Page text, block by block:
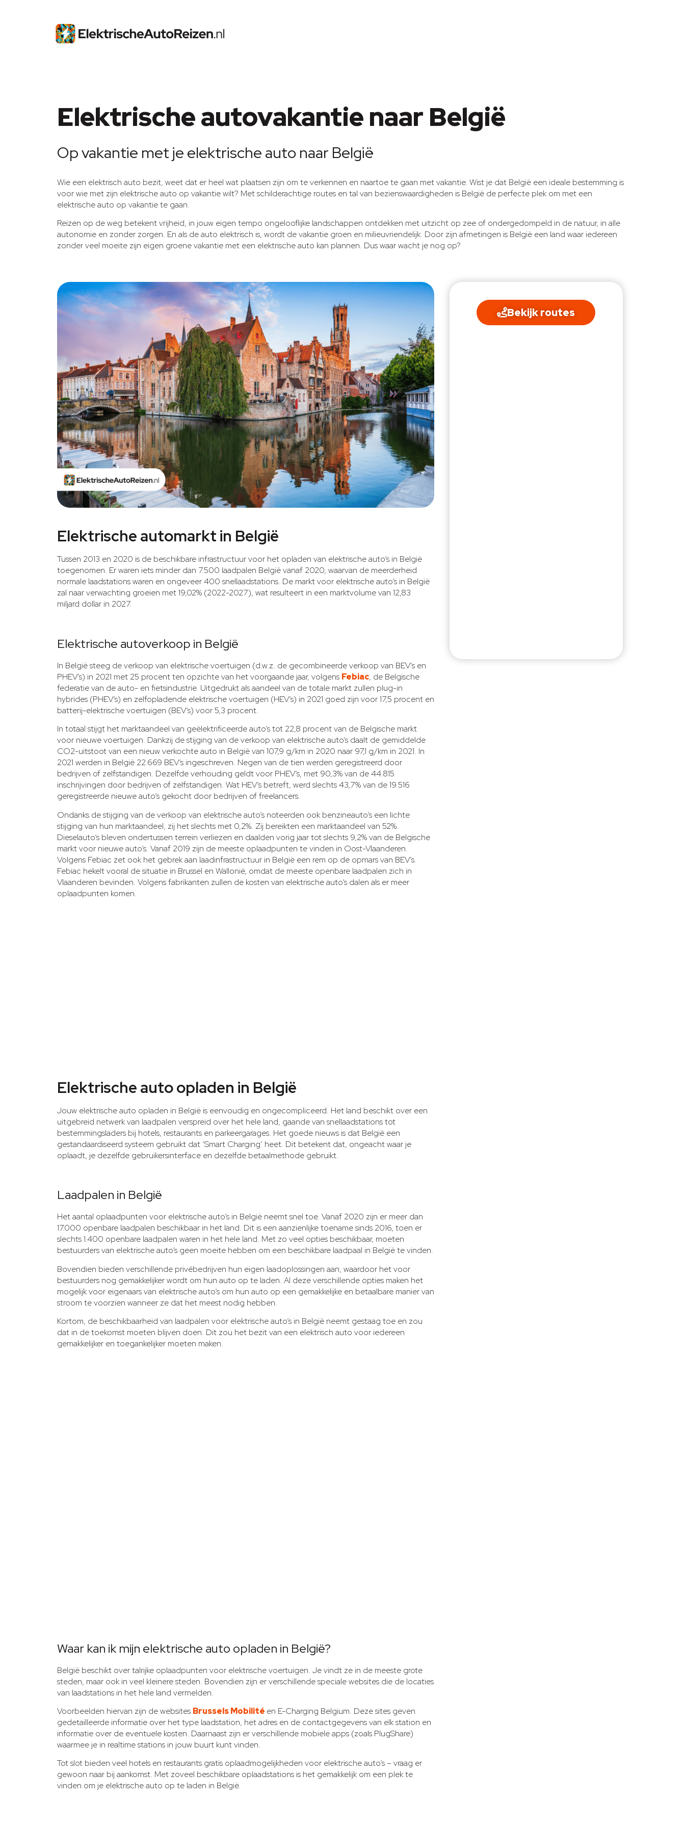
Elektrische autovakantie naar België
Op vakantie met je elektrische auto naar België
Wie een elektrisch auto bezit, weet dat er heel wat plaatsen zijn om te verkennen en naartoe te gaan met vakantie. Wist je dat België een ideale bestemming is
voor wie met zijn elektrische auto op vakantie wilt? Met schilderachtige routes en tal van bezienswaardigheden is België de perfecte plek om met een
elektrische auto op vakantie te gaan.
Reizen op de weg betekent vrijheid, in jouw eigen tempo ongelooflijke landschappen ontdekken met uitzicht op zee of ondergedompeld in de natuur, in alle
autonomie en zonder zorgen. En als de auto elektrisch is, wordt de vakantie groen en milieuvriendelijk. Door zijn afmetingen is België een land waar iedereen
zonder veel moeite zijn eigen groene vakantie met een elektrische auto kan plannen. Dus waar wacht je nog op?
Elektrische automarkt in België
Tussen 2013 en 2020 is de beschikbare infrastructuur voor het opladen van elektrische auto’s in België
toegenomen. Er waren iets minder dan 7.500 laadpalen België vanaf 2020, waarvan de meerderheid
normale laadstations waren en ongeveer 400 snellaadstations. De markt voor elektrische auto’s in België
zal naar verwachting groeien met 19,02% (2022-2027), wat resulteert in een marktvolume van 12,83
miljard dollar in 2027.
Elektrische autoverkoop in België
In België steeg de verkoop van elektrische voertuigen (d.w.z. de gecombineerde verkoop van BEV’s en
PHEV’s) in 2021 met 25 procent ten opzichte van het voorgaande jaar, volgens Febiac, de Belgische
federatie van de auto- en fietsindustrie. Uitgedrukt als aandeel van de totale markt zullen plug-in
hybrides (PHEV’s) en zelfopladende elektrische voertuigen (HEV’s) in 2021 goed zijn voor 17,5 procent en
batterij-elektrische voertuigen (BEV’s) voor 5,3 procent.
In totaal stijgt het marktaandeel van geëlektrificeerde auto’s tot 22,8 procent van de Belgische markt
voor nieuwe voertuigen. Dankzij de stijging van de verkoop van elektrische auto’s daalt de gemiddelde
CO2-uitstoot van een nieuw verkochte auto in België van 107,9 g/km in 2020 naar 97,1 g/km in 2021. In
2021 werden in België 22.669 BEV’s ingeschreven. Negen van de tien werden geregistreerd door
bedrijven of zelfstandigen. Dezelfde verhouding geldt voor PHEV’s, met 90,3% van de 44.815
inschrijvingen door bedrijven of zelfstandigen. Wat HEV’s betreft, werd slechts 43,7% van de 19.516
geregistreerde nieuwe auto’s gekocht door bedrijven of freelancers.
Ondanks de stijging van de verkoop van elektrische auto’s noteerden ook benzineauto’s een lichte
stijging van hun marktaandeel, zij het slechts met 0,2%. Zij bereikten een marktaandeel van 52%.
Dieselauto’s bleven ondertussen terrein verliezen en daalden vorig jaar tot slechts 9,2% van de Belgische
markt voor nieuwe auto’s. Vanaf 2019 zijn de meeste oplaadpunten te vinden in Oost-Vlaanderen.
Volgens Febiac zet ook het gebrek aan laadinfrastructuur in België een rem op de opmars van BEV’s.
Febiac hekelt vooral de situatie in Brussel en Wallonië, omdat de meeste openbare laadpalen zich in
Vlaanderen bevinden. Volgens fabrikanten zullen de kosten van elektrische auto’s dalen als er meer
oplaadpunten komen.
Elektrische auto opladen in België
Jouw elektrische auto opladen in België is eenvoudig en ongecompliceerd. Het land beschikt over een
uitgebreid netwerk van laadpalen verspreid over het hele land, gaande van snellaadstations tot
bestemmingsladers bij hotels, restaurants en parkeergarages. Het goede nieuws is dat België een
gestandaardiseerd systeem gebruikt dat ‘Smart Charging’ heet. Dit betekent dat, ongeacht waar je
oplaadt, je dezelfde gebruikersinterface en dezelfde betaalmethode gebruikt.
Laadpalen in België
Het aantal oplaadpunten voor elektrische auto’s in België neemt snel toe. Vanaf 2020 zijn er meer dan
17.000 openbare laadpalen beschikbaar in het land. Dit is een aanzienlijke toename sinds 2016, toen er
slechts 1.400 openbare laadpalen waren in het hele land. Met zo veel opties beschikbaar, moeten
bestuurders van elektrische auto’s geen moeite hebben om een beschikbare laadpaal in België te vinden.
Bovendien bieden verschillende privébedrijven hun eigen laadoplossingen aan, waardoor het voor
bestuurders nog gemakkelijker wordt om hun auto op te laden. Al deze verschillende opties maken het
mogelijk voor eigenaars van elektrische auto’s om hun auto op een gemakkelijke en betaalbare manier van
stroom te voorzien wanneer ze dat het meest nodig hebben.
Kortom, de beschikbaarheid van laadpalen voor elektrische auto’s in België neemt gestaag toe en zou
dat in de toekomst moeten blijven doen. Dit zou het bezit van een elektrisch auto voor iedereen
gemakkelijker en toegankelijker moeten maken.
Waar kan ik mijn elektrische auto opladen in België?
België beschikt over talrijke oplaadpunten voor elektrische voertuigen. Je vindt ze in de meeste grote
steden, maar ook in veel kleinere steden. Bovendien zijn er verschillende speciale websites die de locaties
van laadstations in het hele land vermelden.
Voorbeelden hiervan zijn de websites Brussels Mobilité en E-Charging Belgium. Deze sites geven
gedetailleerde informatie over het type laadstation, het adres en de contactgegevens van elk station en
informatie over de eventuele kosten. Daarnaast zijn er verschillende mobiele apps (zoals PlugShare)
waarmee je in realtime stations in jouw buurt kunt vinden.
Tot slot bieden veel hotels en restaurants gratis oplaadmogelijkheden voor elektrische auto’s – vraag er
gewoon naar bij aankomst. Met zoveel beschikbare oplaadstations is het gemakkelijk om een plek te
vinden om je elektrische auto op te laden in België.
Bekijk routes